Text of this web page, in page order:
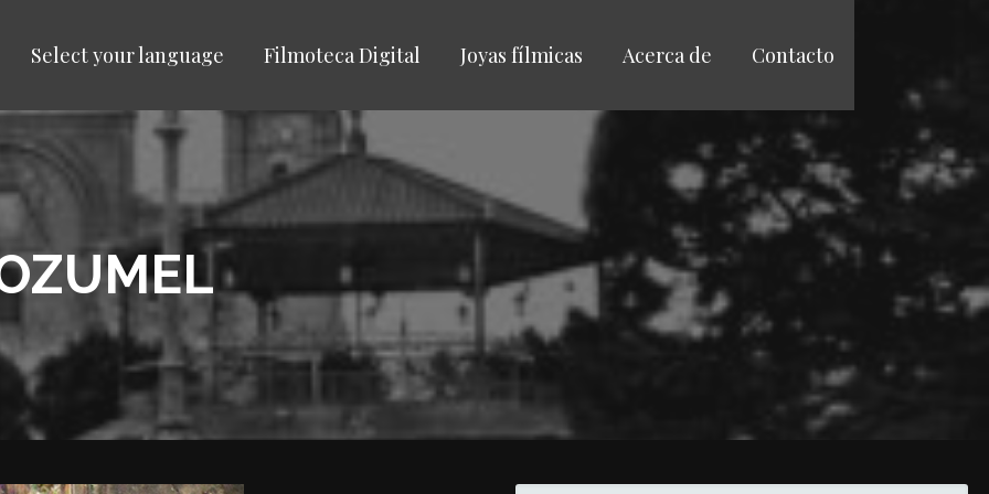
Select your language Filmoteca Digital Joyas fílmicas Acerca de Contacto